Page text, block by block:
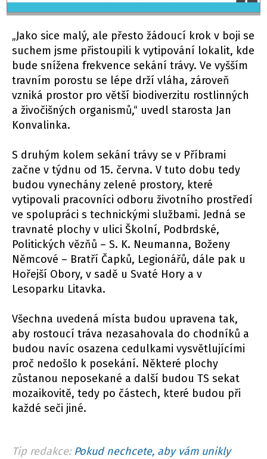
„Jako sice malý, ale přesto žádoucí krok v boji se
suchem jsme přistoupili k vytipování lokalit, kde
bude snížena frekvence sekání trávy. Ve vyšším
travním porostu se lépe drží vláha, zároveň
vzniká prostor pro větší biodiverzitu rostlinných
a živočišných organismů,“ uvedl starosta Jan
Konvalinka.
S druhým kolem sekání trávy se v Příbrami
začne v týdnu od 15. června. V tuto dobu tedy
budou vynechány zelené prostory, které
vytipovali pracovníci odboru životního prostředí
ve spolupráci s technickými službami. Jedná se
travnaté plochy v ulici Školní, Podbrdské,
Politických vězňů – S. K. Neumanna, Boženy
Němcové – Bratří Čapků, Legionářů, dále pak u
Hořejší Obory, v sadě u Svaté Hory a v
Lesoparku Litavka.
Všechna uvedená místa budou upravena tak,
aby rostoucí tráva nezasahovala do chodníků a
budou navíc osazena cedulkami vysvětlujícími
proč nedošlo k posekání. Některé plochy
zůstanou neposekané a další budou TS sekat
mozaikovitě, tedy po částech, které budou při
každé seči jiné.
Tip redakce: Pokud nechcete, aby vám unikly